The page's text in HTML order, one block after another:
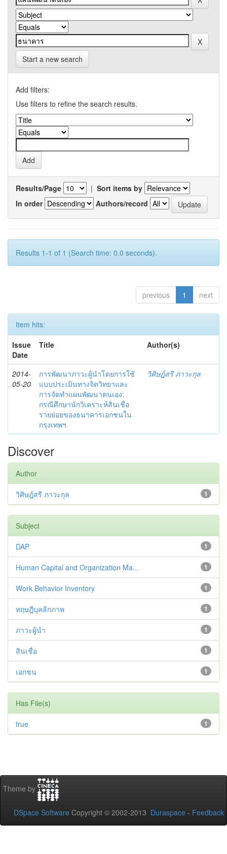
Start a new search
Add filters:
Use filters to refine the search results.
Results/Page | Sort items by
In order
Authors/record
Results 1-1 of 1 (Search time: 0.0 seconds).
previous 1 next
Item hits:
Issue
Date
Title Author(s)
2014-
05-20
การพัฒนาภาวะผู้นำโดยการใช้
แบบประเมินทางจิตวิทยาและ
การจัดทำแผนพัฒนาตนเอง:
กรณีศึกษานักวิเคราะห์สินเชื่อ
รายย่อยของธนาคารเอกชนใน
กรุงเทพฯ
วิศิษฎ์สรี ภาวะกุล
Discover
Author
1
วิศิษฎ์สรี ภาวะกุล
Subject
1
DAP
1
Human Capital and Organization Ma...
1
Work Behavior Inventory
1
ทฤษฎีบุคลิกภาพ
1
ภาวะผู้นำ
1
สินเชื่อ
1
เอกชน
Has File(s)
1
true
Theme by
DSpace Software Copyright © 2002-2013 Duraspace - Feedback